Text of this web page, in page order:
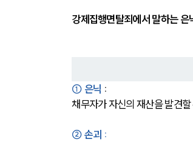
강제집행면탈죄에서 말하는
① 은닉 :
채무자가 자신의 재산을 발견
② 손괴 :